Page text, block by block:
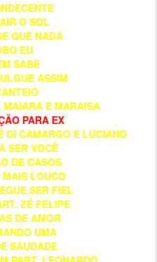
O SOL
QUE NADA
EU
SABE
ASSIM
MAIARA E MARAISA
PARA EX
DI CAMARGO E LUCIANO
SER VOCÊ
DE CASOS
LOUCO
SER FIEL
ZÉ FELIPE
DE AMOR
UMA
SAUDADE